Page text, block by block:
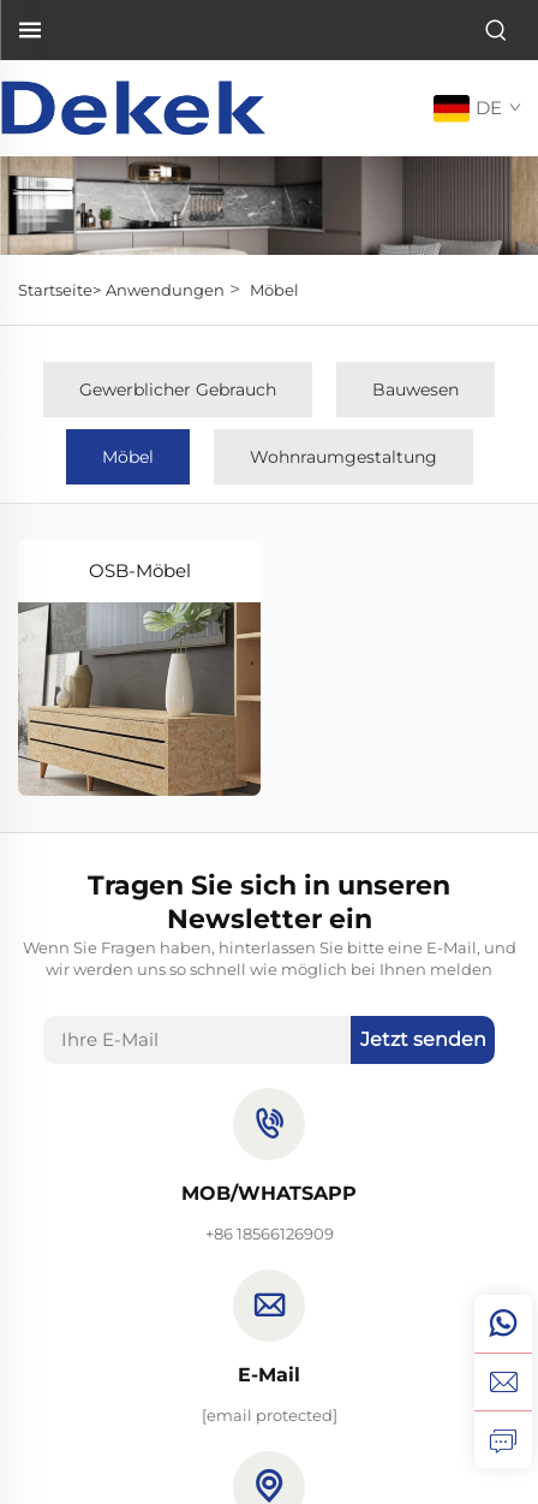
DE
Startseite> Anwendungen > Möbel
Gewerblicher Gebrauch Bauwesen
Möbel Wohnraumgestaltung
OSB-Möbel
Tragen Sie sich in unseren
Newsletter ein
Wenn Sie Fragen haben, hinterlassen Sie bitte eine E-Mail, und
wir werden uns so schnell wie möglich bei Ihnen melden
Jetzt senden
MOB/WHATSAPP
+86 18566126909
E-Mail
[email protected]